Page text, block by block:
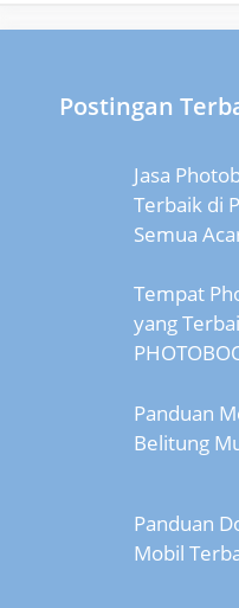
Postingan
Jasa
Terbaik di
Semua
Tempat
yang
Panduan
Belitung
Panduan
Mobil